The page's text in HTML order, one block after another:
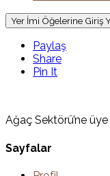
Yer İmi Öğelerine Giriş
Paylaş
Share
Pin It
Ağaç Sektörü’ne
Sayfalar